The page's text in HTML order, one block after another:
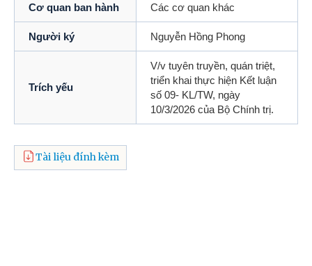
Cơ quan ban hành Các cơ quan khác
Người ký Nguyễn Hồng Phong
Trích yếu
V/v tuyên truyền, quán triệt,
triển khai thực hiện Kết luận
số 09- KL/TW, ngày
10/3/2026 của Bộ Chính trị.
Tài liệu đính kèm